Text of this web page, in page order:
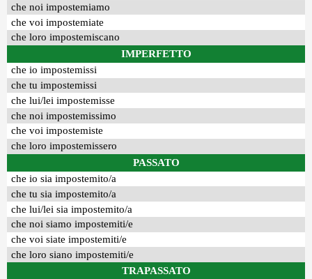
che noi impostemiamo
che voi impostemiate
che loro impostemiscano
IMPERFETTO
che io impostemissi
che tu impostemissi
che lui/lei impostemisse
che noi impostemissimo
che voi impostemiste
che loro impostemissero
PASSATO
che io sia impostemito/a
che tu sia impostemito/a
che lui/lei sia impostemito/a
che noi siamo impostemiti/e
che voi siate impostemiti/e
che loro siano impostemiti/e
TRAPASSATO